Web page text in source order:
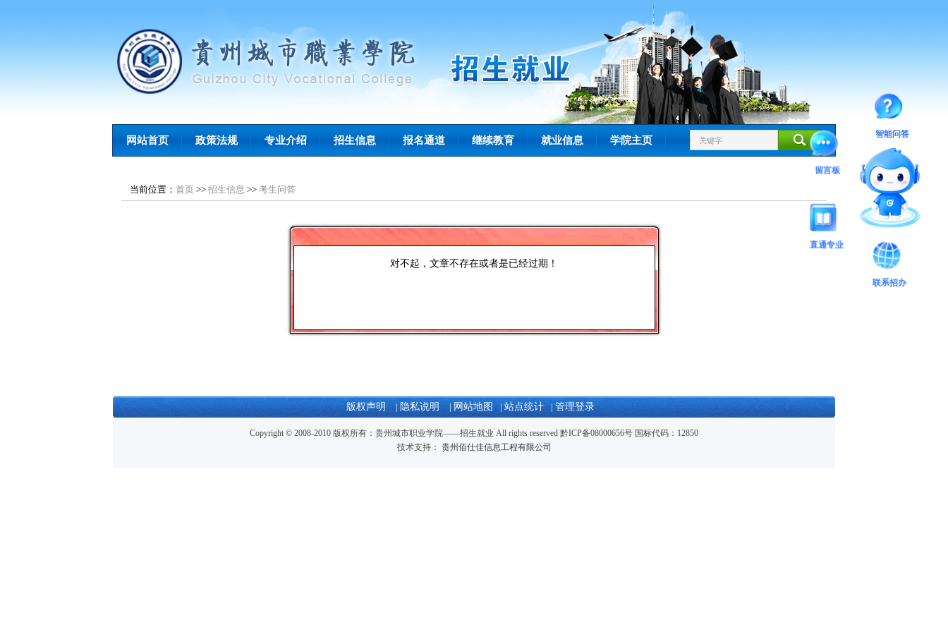
网站首页 政策法规 专业介绍 招生信息 报名通道 继续教育 就业信息 学院主页
当前位置： 首页 >> 招生信息 >> 考生问答
对不起，文章不存在或者是已经过期！
版权声明 | 隐私说明 | 网站地图 | 站点统计 |管理登录
Copyright © 2008-2010 版权所有：贵州城市职业学院——招生就业 All rights reserved 黔ICP备08000656号 国标代码：12850
技术支持： 贵州佰仕佳信息工程有限公司
智能问答
留言板
直通专业
联系招办